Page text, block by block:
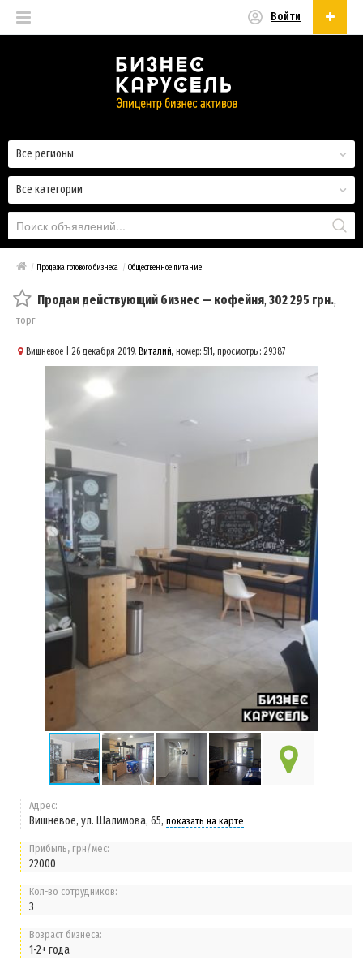
Войти
Все категории
Все регионы
/ Продажа готового бизнеса / Общественное питание
Продам действующий бизнес — кофейня, 302 295 грн.,
торг
Вишнёвое | 26 декабря 2019, Виталий, номер: 511, просмотры: 29387
Адрес:
Вишнёвое, ул. Шалимова, 65, показать на карте
Прибыль, грн/мес:
22000
Кол-во сотрудников:
3
Возраст бизнеса:
1-2+ года